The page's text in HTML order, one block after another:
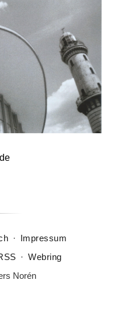
· Impressum
· Webring
Norén